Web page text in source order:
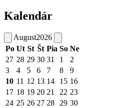
Kalendár
August2026
Po Ut St Št Pia So Ne
27 28 29 30 31 1
2
3
4 5 6 7 8
9
10 11 12 13 14 15 16
17 18 19 20 21 22 23
24 25 26 27 28 29 30